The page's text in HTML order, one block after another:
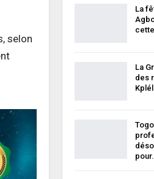
selon
La
La
des